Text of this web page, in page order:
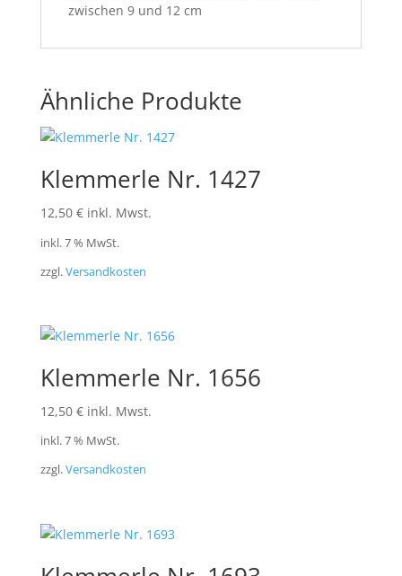
zwischen 9 und 12 cm
Ähnliche Produkte
Klemmerle Nr. 1427
12,50 € inkl. Mwst.
inkl. 7 % MwSt.
zzgl.Versandkosten
Klemmerle Nr. 1656
12,50 € inkl. Mwst.
inkl. 7 % MwSt.
zzgl.Versandkosten